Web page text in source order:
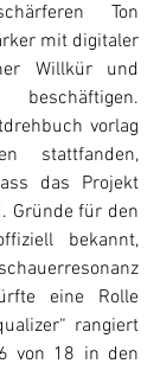
Ton
mit digitaler
Willkür und
vorlag
stattfanden,
das Projekt
Gründe für den
bekannt,
eine Rolle
rangiert
von 18 in den